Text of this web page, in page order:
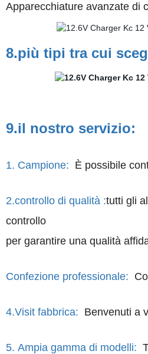
Apparecchiature avanzate di
8.più tipi tra cui
9.il nostro servizio:
1. Campione: È possibile
2.controllo di qualità :tutti gli
controllo
per garantire una qualità
Confezione professionale:
4.Visit fabbrica: Benvenuti a
5. Ampia gamma di modelli: